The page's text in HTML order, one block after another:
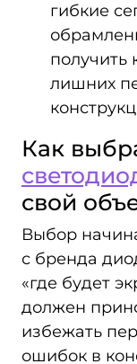
гибкие
получить
лишних
Как
свой
Выбор
с бренда
«где будет
должен
избежать
ошибок в